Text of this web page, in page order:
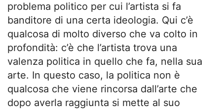
problema politico per cui l’artista si fa
banditore di una certa ideologia. Qui c’è
qualcosa di molto diverso che va colto in
profondità: c’è che l’artista trova una
valenza politica in quello che fa, nella sua
arte. In questo caso, la politica non è
qualcosa che viene rincorsa dall’arte che
dopo averla raggiunta si mette al suo